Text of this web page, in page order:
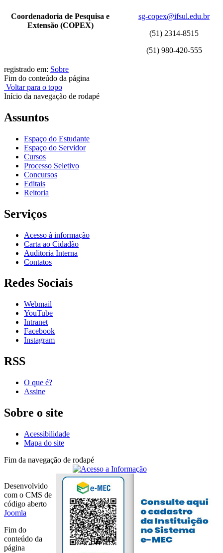
Coordenadoria de Pesquisa e
Extensão (COPEX)
sg-copex@ifsul.edu.br
(51) 2314-8515
(51) 980-420-555
registrado em: Sobre
Fim do conteúdo da página
Voltar para o topo
Início da navegação de rodapé
Assuntos
Espaço do Estudante
Espaço do Servidor
Cursos
Processo Seletivo
Concursos
Editais
Reitoria
Serviços
Acesso à informação
Carta ao Cidadão
Auditoria Interna
Contatos
Redes Sociais
Webmail
YouTube
Intranet
Facebook
Instagram
RSS
O que é?
Assine
Sobre o site
Acessibilidade
Mapa do site
Fim da navegação de rodapé
Desenvolvido
com o CMS de
código aberto
Joomla
Fim do
conteúdo da
página